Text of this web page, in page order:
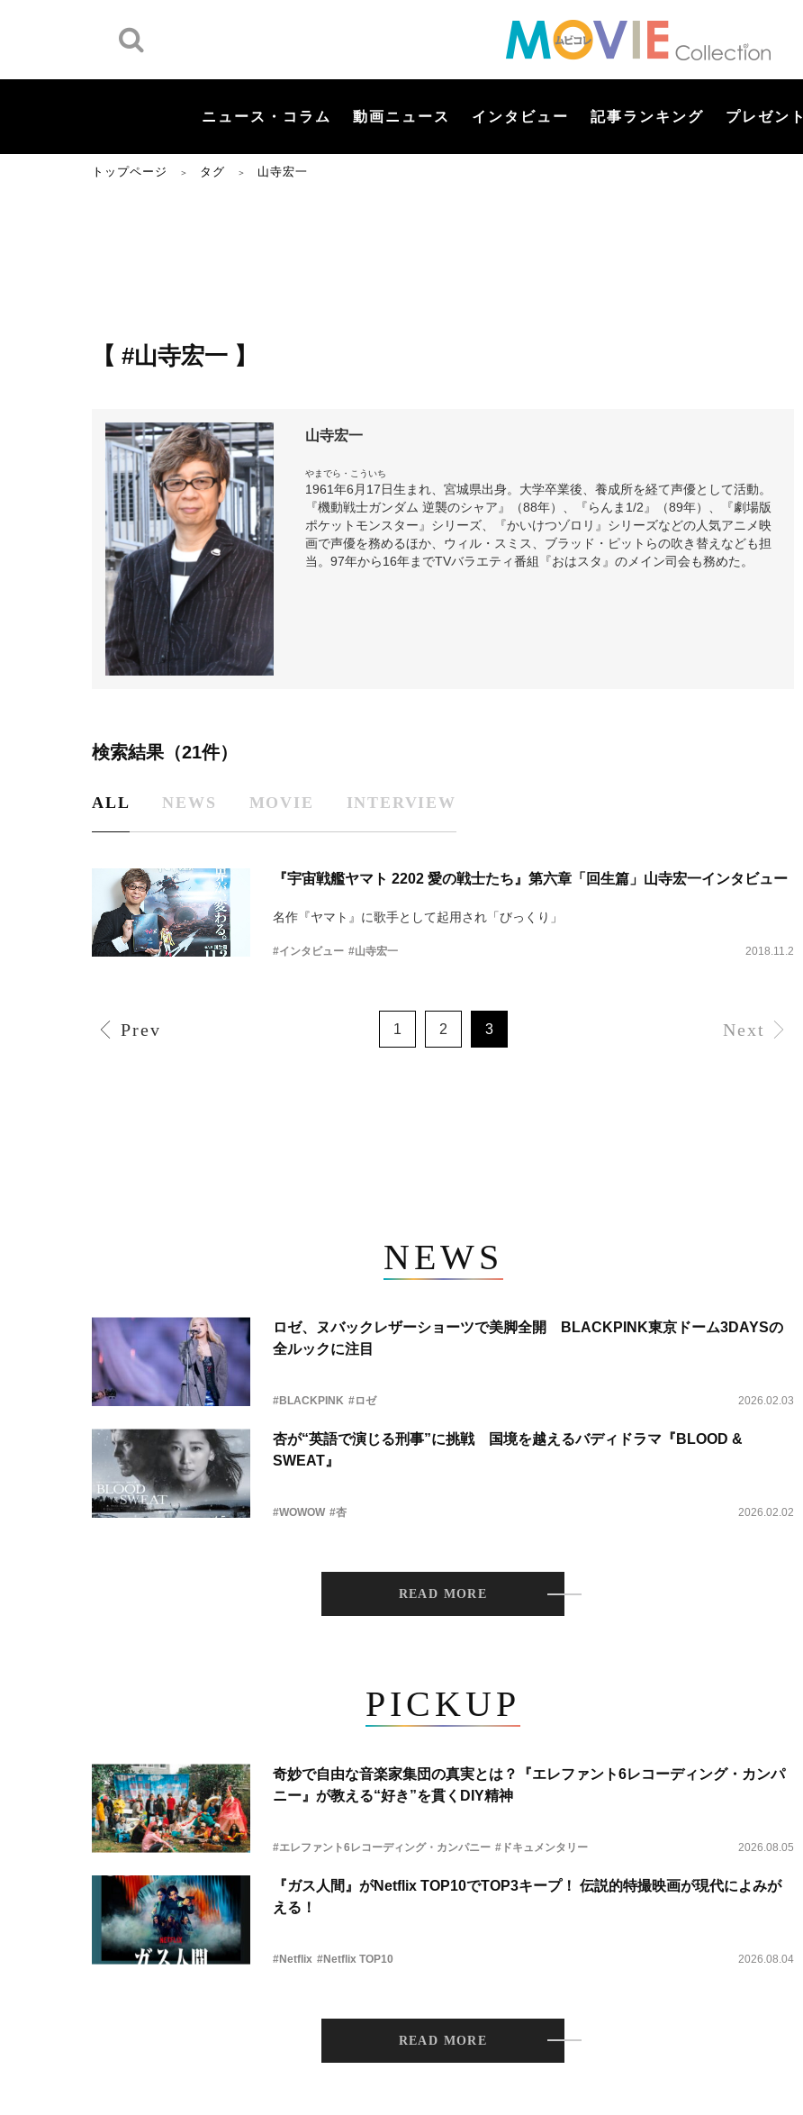
ニュース・コラム 動画ニュース インタビュー 記事ランキング プレゼント
トップページ ＞ タグ ＞ 山寺宏一
【 #山寺宏一 】
山寺宏一
やまでら・こういち
1961年6月17日生まれ、宮城県出身。大学卒業後、養成所を経て声優として活動。
『機動戦士ガンダム 逆襲のシャア』（88年）、『らんま1/2』（89年）、『劇場版
ポケットモンスター』シリーズ、『かいけつゾロリ』シリーズなどの人気アニメ映
画で声優を務めるほか、ウィル・スミス、ブラッド・ピットらの吹き替えなども担
当。97年から16年までTVバラエティ番組『おはスタ』のメイン司会も務めた。
検索結果（21件）
ALL NEWS MOVIE INTERVIEW
『宇宙戦艦ヤマト 2202 愛の戦士たち』第六章「回生篇」山寺宏一インタビュー
名作『ヤマト』に歌手として起用され「びっくり」
#インタビュー #山寺宏一 2018.11.2
Prev 1 2 3 Next
NEWS
ロゼ、ヌバックレザーショーツで美脚全開 BLACKPINK東京ドーム3DAYSの
全ルックに注目
#BLACKPINK #ロゼ 2026.02.03
杏が“英語で演じる刑事”に挑戦 国境を越えるバディドラマ『BLOOD &
SWEAT』
#WOWOW #杏 2026.02.02
READ MORE
PICKUP
奇妙で自由な音楽家集団の真実とは？『エレファント6レコーディング・カンパ
ニー』が教える“好き”を貫くDIY精神
#エレファント6レコーディング・カンパニー #ドキュメンタリー 2026.08.05
『ガス人間』がNetflix TOP10でTOP3キープ！ 伝説的特撮映画が現代によみが
える！
#Netflix #Netflix TOP10 2026.08.04
READ MORE